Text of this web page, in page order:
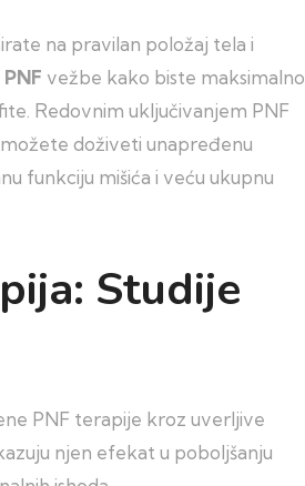
na pravilan položaj tela i
PNF vežbe kako biste maksimalno
Redovnim uključivanjem PNF
doživeti unapređenu
funkciju mišića i veću ukupnu
Studije
PNF terapije kroz uverljive
njen efekat u poboljšanju